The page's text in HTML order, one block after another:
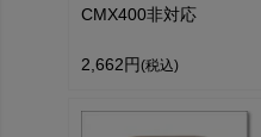
CMX400非対応
2,662円(税込)